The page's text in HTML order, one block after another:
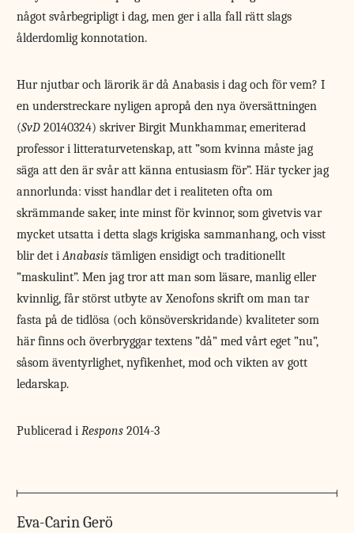
något svårbegripligt i dag, men ger i alla fall rätt slags
ålderdomlig konnotation.
Hur njutbar och lärorik är då Anabasis i dag och för vem? I
en understreckare nyligen apropå den nya översättningen
(SvD20140324) skriver Birgit Munkhammar, emeriterad
professor i litteraturvetenskap, att ”som kvinna måste jag
säga att den är svår att känna entusiasm för”. Här tycker jag
annorlunda: visst handlar det i realiteten ofta om
skrämmande saker, inte minst för kvinnor, som givetvis var
mycket utsatta i detta slags krigiska sammanhang, och visst
blir det iAnabasis tämligen ensidigt och traditionellt
”maskulint”. Men jag tror att man som läsare, manlig eller
kvinnlig, får störst utbyte av Xenofons skrift om man tar
fasta på de tidlösa (och könsöverskridande) kvaliteter som
här finns och överbryggar textens ”då” med vårt eget ”nu”,
såsom äventyrlighet, nyfikenhet, mod och vikten av gott
ledarskap.
Publicerad iRespons 2014-3
Eva-Carin Gerö